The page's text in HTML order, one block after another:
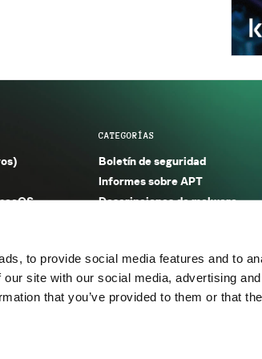
to provide social media features and to
site with our social media, advertising
that you’ve provided to them or that
CATEGORÍAS
Boletín de seguridad
Informes sobre APT
Descripciones de malware
Informes sobre spam y
Publicaciones
Incidentes